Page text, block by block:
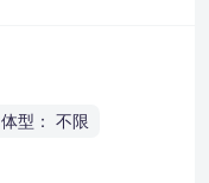
体型： 不限